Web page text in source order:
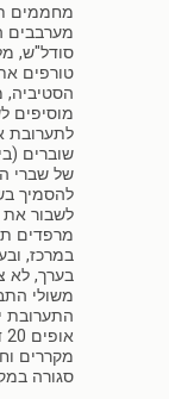
מחממים תנור ל-
מערבבים
סודל"ש,
טורפים
הסטיביה,
מוסיפים
לתערובת
שוברים
של שברי
להסמיך
לשבור את
מרפדים
בערך, לא
משולי
התערובת
אופים 20 דקות, עד שהמאפה קפיצי וגמיש למגע.
מקררים
סגורה